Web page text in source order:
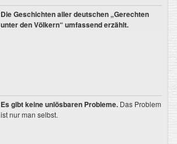
Die Geschichten aller deutschen „Gerechten
unter den Völkern“ umfassend erzählt.
Es gibt keine unlösbaren Probleme. Das Problem
ist nur man selbst.